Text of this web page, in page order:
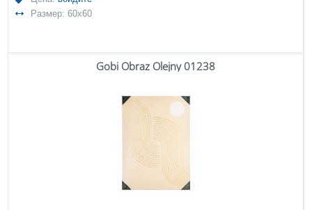
Размер: 60x60
Gobi Obraz Olejny 01238